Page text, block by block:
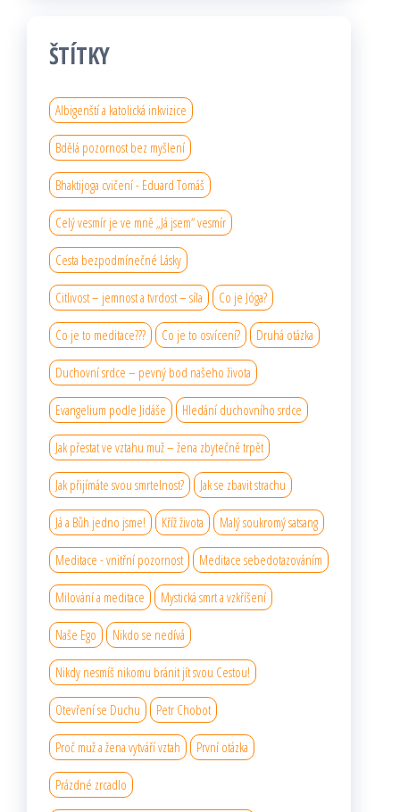
ŠTÍTKY
Albigenští a katolická inkvizice
Bdělá pozornost bez myšlení
Bhaktijoga cvičení - Eduard Tomáš
Celý vesmír je ve mně „Já jsem“ vesmír
Cesta bezpodmínečné Lásky
Citlivost – jemnost a tvrdost – síla Co je Jóga?
Co je to meditace??? Co je to osvícení? Druhá otázka
Duchovní srdce – pevný bod našeho života
Evangelium podle Jidáše Hledání duchovního srdce
Jak přestat ve vztahu muž – žena zbytečně trpět
Jak přijímáte svou smrtelnost? Jak se zbavit strachu
Já a Bůh jedno jsme! Kříž života Malý soukromý satsang
Meditace - vnitřní pozornost Meditace sebedotazováním
Milování a meditace Mystická smrt a vzkříšení
Naše Ego Nikdo se nedívá
Nikdy nesmíš nikomu bránit jít svou Cestou!
Otevření se Duchu Petr Chobot
Proč muž a žena vytváří vztah První otázka
Prázdné zrcadlo